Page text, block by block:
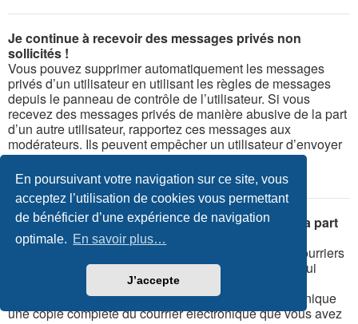
En poursuivant votre navigation sur ce site, vous
acceptez l’utilisation de cookies vous permettant
de bénéficier d’une expérience de navigation
optimale. En savoir plus…
J’accepte
Je continue à recevoir des messages privés non
sollicités !
Vous pouvez supprimer automatiquement les messages
privés d’un utilisateur en utilisant les règles de messages
depuis le panneau de contrôle de l’utilisateur. Si vous
recevez des messages privés de manière abusive de la part
d’un autre utilisateur, rapportez ces messages aux
modérateurs. Ils peuvent empêcher un utilisateur d’envoyer
des messages privés.
Haut
J’ai reçu un courrier électronique indésirable de la part
de quelqu’un sur ce forum !
Nous en sommes navrés. Le formulaire d’envoi de courriers
électroniques de ce forum possède des protections qui
essaient de repérer les utilisateurs envoyant de tels
messages. Vous devriez envoyer par courrier électronique
une copie complète du courrier électronique que vous avez